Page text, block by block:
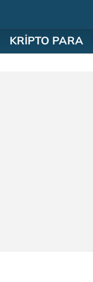
KRİPTO PARA